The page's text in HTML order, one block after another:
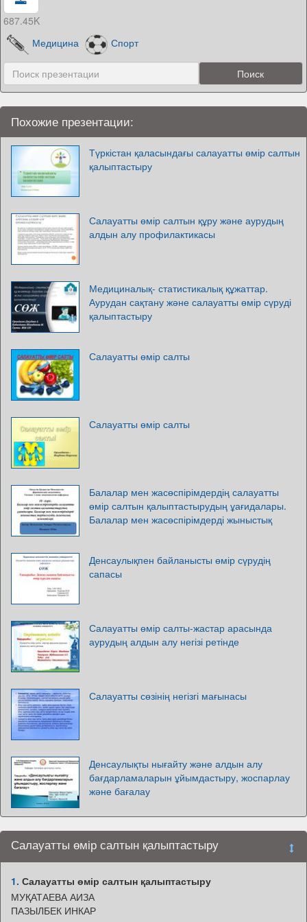
687.45K
Медицина
Спорт
Похожие презентации:
Түркістан қаласындағы салауатты өмір салтын
қалыптастыру
Салауатты өмір салтын құру және аурудың
алдын алу профилактикасы
Медициналық- статистикалық құжаттар.
Аурудан сақтану және салауатты өмір сүруді
қалыптастыру
Салауатты өмір салты
Салауатты өмір салты
Балалар мен жасөспірімдердің салауатты
өмір салтын қалыптастырудың ұағидалары.
Балалар мен жасөспірімдерді жыныстық
Денсаулықпен байланысты өмір сүрудің
сапасы
Салауатты өмір салты-жастар арасында
аурудың алдын алу негізі ретінде
Салауатты сөзінің негізгі мағынасы
Денсаулықты нығайту және алдын алу
бағдарламаларын ұйымдастыру, жоспарлау
және бағалау
Салауатты өмір салтын қалыптастыру
1. Салауатты өмір салтын қалыптастыру
МУҚАТАЕВА АИЗА
ПАЗЫЛБЕК ИНКАР